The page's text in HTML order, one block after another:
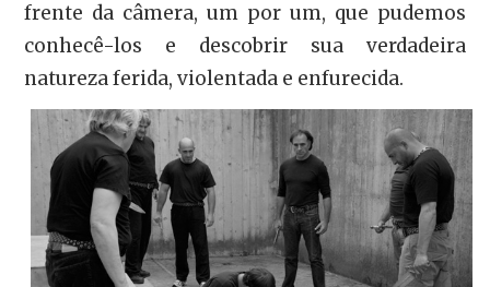
frente da câmera, um por um, que pudemos
conhecê-los e descobrir sua verdadeira
natureza ferida, violentada e enfurecida.